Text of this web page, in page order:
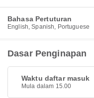
Bahasa Pertuturan
English, Spanish, Portuguese
Dasar Penginapan
Waktu daftar masuk
Mula dalam 15.00